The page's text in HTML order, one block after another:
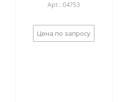
Арт.: 04753
Цена по запросу